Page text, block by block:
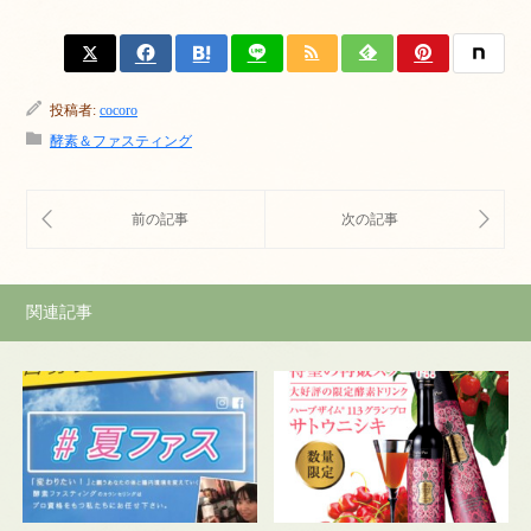
投稿者: cocoro
酵素＆ファスティング
関連記事